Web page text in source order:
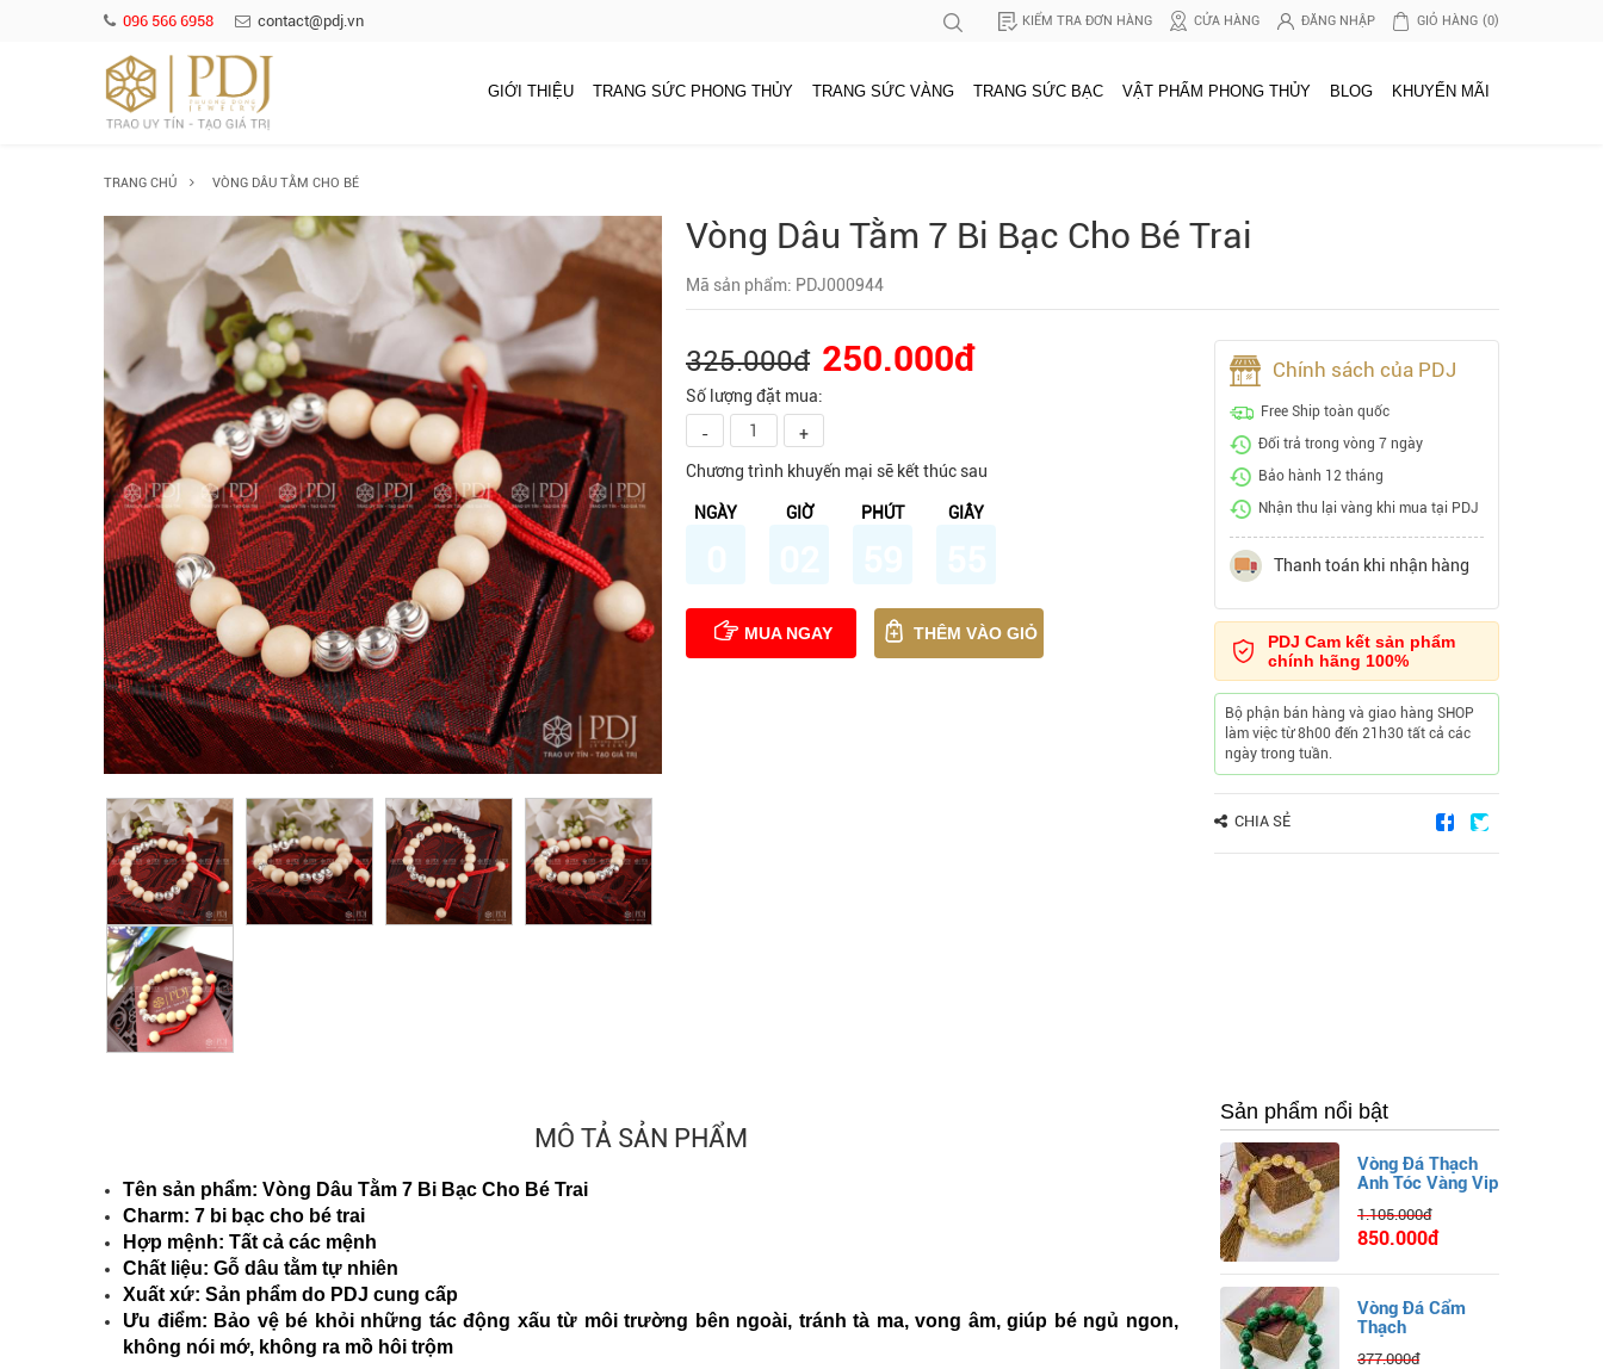
096 566 6958 contact@pdj.vn KIỂM TRA ĐƠN HÀNG CỬA HÀNG ĐĂNG NHẬP GIỎ HÀNG (0)
GIỚI THIỆU TRANG SỨC PHONG THỦY TRANG SỨC VÀNG TRANG SỨC BẠC VẬT PHẨM PHONG THỦY BLOG KHUYẾN MÃI
TRANG CHỦ VÒNG DÂU TẰM CHO BÉ
Vòng Dâu Tằm 7 Bi Bạc Cho Bé Trai
Mã sản phẩm: PDJ000944
325.000đ 250.000đ
Số lượng đặt mua:
-
+
Chương trình khuyến mại sẽ kết thúc sau
NGÀY GIỜ PHÚT GIÂY
MUA NGAY THÊM VÀO GIỎ
Chính sách của PDJ
Free Ship toàn quốc
Đổi trả trong vòng 7 ngày
Bảo hành 12 tháng
Nhận thu lại vàng khi mua tại PDJ
Thanh toán khi nhận hàng
PDJ Cam kết sản phẩm
chính hãng 100%
Bộ phận bán hàng và giao hàng SHOP
làm việc từ 8h00 đến 21h30 tất cả các
ngày trong tuần.
CHIA SẺ
MÔ TẢ SẢN PHẨM
Tên sản phẩm: Vòng Dâu Tằm 7 Bi Bạc Cho Bé Trai
Charm: 7 bi bạc cho bé trai
Hợp mệnh: Tất cả các mệnh
Chất liệu: Gỗ dâu tằm tự nhiên
Xuất xứ: Sản phẩm do PDJ cung cấp
Ưu điểm: Bảo vệ bé khỏi những tác động xấu từ môi trường bên ngoài, tránh tà ma, vong âm, giúp bé ngủ ngon,
không nói mớ, không ra mồ hôi trộm
Sản phẩm nổi bật
Vòng Đá Thạch
Anh Tóc Vàng Vip
1.105.000đ
850.000đ
Vòng Đá Cẩm
Thạch
377.000đ